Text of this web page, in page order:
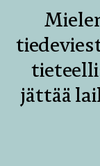
jättää